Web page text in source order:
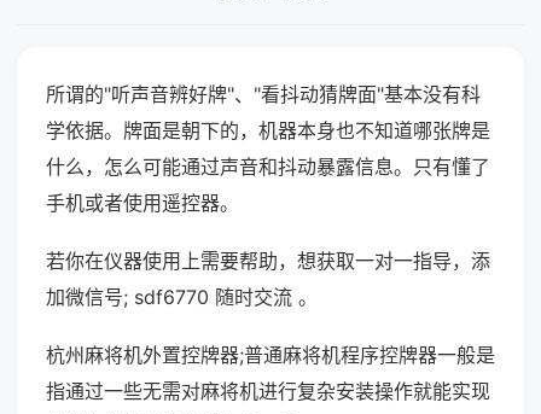
所谓的"听声音辨好牌"、"看抖动猜牌面"基本没有科
学依据。牌面是朝下的，机器本身也不知道哪张牌是
什么，怎么可能通过声音和抖动暴露信息。只有懂了
手机或者使用遥控器。
若你在仪器使用上需要帮助，想获取一对一指导，添
加微信号; sdf6770 随时交流 。
杭州麻将机外置控牌器;普通麻将机程序控牌器一般是
指通过一些无需对麻将机进行复杂安装操作就能实现